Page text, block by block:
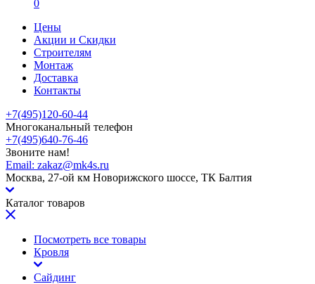
0
Цены
Акции и Скидки
Строителям
Монтаж
Доставка
Контакты
+7(495)120-60-44
Многоканальный телефон
+7(495)640-76-46
Звоните нам!
Email: zakaz@mk4s.ru
Москва, 27-ой км Новорижского шоссе, ТК Балтия
Каталог товаров
Посмотреть все товары
Кровля
Сайдинг